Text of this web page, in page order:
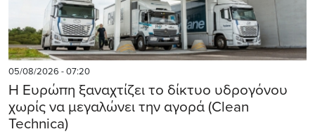
05/08/2026 - 07:20
Η Ευρώπη ξαναχτίζει το δίκτυο υδρογόνου
χωρίς να μεγαλώνει την αγορά (Clean
Technica)